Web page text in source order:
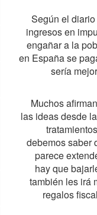
Según el
ingresos en
engañar a la
en España se
sería
Muchos
las ideas desde
debemos saber
parece
hay que
también les irá
regalos